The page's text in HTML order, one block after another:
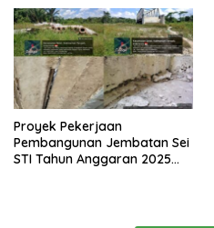
Proyek Pekerjaan
Pembangunan Jembatan Sei
STI Tahun Anggaran 2025